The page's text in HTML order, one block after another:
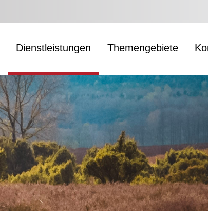
Dienstleistungen Themengebiete